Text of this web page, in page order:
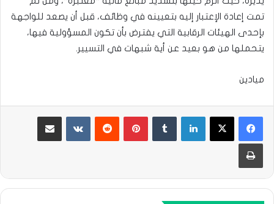
تمت إعادة الإعتبار إليه بتعيينه في وظائف، قبل أن يصعد للواجهة
بإحدى الهيئات الرقابية التي يفترض بأن تكون المسؤولية فيها،
يتحملها من هو بعيد عن أية شبهات في التسيير.
ميادين
لينكدإن بينتيريست مشاركة عبر البريد
طباعة